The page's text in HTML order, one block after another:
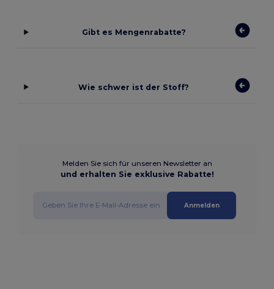
Gibt es Mengenrabatte?
Wie schwer ist der Stoff?
Melden Sie sich für unseren Newsletter an
und erhalten Sie exklusive Rabatte!
Anmelden